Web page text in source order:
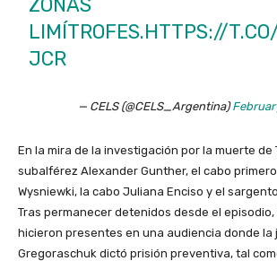
LIMÍTROFES.HTTPS://
JCR
— CELS (@CELS_Argentina)
En la mira de la investigación por la muerte de
subalférez Alexander Gunther, el cabo
Wysniewki, la cabo Juliana Enciso y el
Tras permanecer detenidos desde el
hicieron presentes en una audiencia donde la
Gregoraschuk dictó prisión preventiva, tal